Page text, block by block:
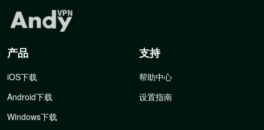
产品
iOS下载
Android下载
Windows下载
支持
帮助中心
设置指南